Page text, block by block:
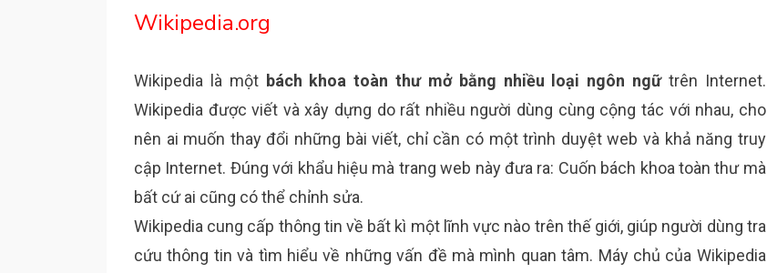
Wikipedia.org
Wikipedia là một bách khoa toàn thư mở bằng nhiều loại ngôn ngữtrên Internet.
Wikipedia được viết và xây dựng do rất nhiều người dùng cùng cộng tác với nhau, cho
nên ai muốn thay đổi những bài viết, chỉ cần có một trình duyệt web và khả năng truy
cập Internet. Đúng với khẩu hiệu mà trang web này đưa ra: Cuốn bách khoa toàn thư mà
bất cứ ai cũng có thể chỉnh sửa.
Wikipedia cung cấp thông tin về bất kì một lĩnh vực nào trên thế giới, giúp người dùng tra
cứu thông tin và tìm hiểu về những vấn đề mà mình quan tâm. Máy chủ của Wikipedia